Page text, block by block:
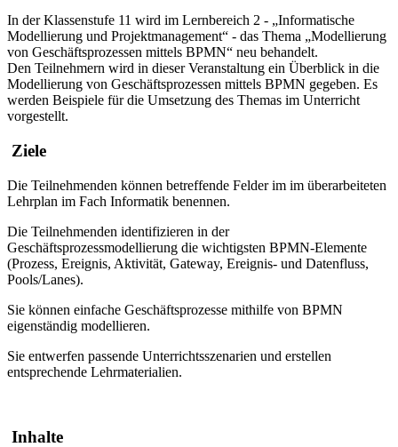
In der Klassenstufe 11 wird im Lernbereich 2 - „Informatische
Modellierung und Projektmanagement“ - das Thema „Modellierung
von Geschäftsprozessen mittels BPMN“ neu behandelt.
Den Teilnehmern wird in dieser Veranstaltung ein Überblick in die
Modellierung von Geschäftsprozessen mittels BPMN gegeben. Es
werden Beispiele für die Umsetzung des Themas im Unterricht
vorgestellt.
Ziele
Die Teilnehmenden können betreffende Felder im im überarbeiteten
Lehrplan im Fach Informatik benennen.
Die Teilnehmenden identifizieren in der
Geschäftsprozessmodellierung die wichtigsten BPMN-Elemente
(Prozess, Ereignis, Aktivität, Gateway, Ereignis- und Datenfluss,
Pools/Lanes).
Sie können einfache Geschäftsprozesse mithilfe von BPMN
eigenständig modellieren.
Sie entwerfen passende Unterrichtsszenarien und erstellen
entsprechende Lehrmaterialien.
Inhalte